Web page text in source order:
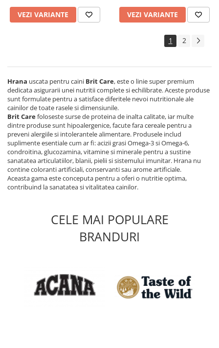
VEZI VARIANTE VEZI VARIANTE
1 2
Hrana uscata pentru caini Brit Care, este o linie super premium
dedicata asigurarii unei nutritii complete si echilibrate. Aceste produse
sunt formulate pentru a satisface diferitele nevoi nutritionale ale
cainilor de toate rasele si dimensiunile.
Brit Carefoloseste surse de proteina de inalta calitate, iar multe
dintre produse sunt hipoalergenice, facute fara cereale pentru a
preveni alergiile si intolerantele alimentare. Produsele includ
suplimente esentiale cum ar fi: acizii grasi Omega-3 si Omega-6,
condroitina, glucozamina, vitamine si minerale pentru a sustine
sanatatea articulatiilor, blanii, pielii si sistemului imunitar. Hrana nu
contine coloranti artificiali, conservanti sau arome artificiale.
Aceasta gama este conceputa pentru a oferi o nutritie optima,
contribuind la sanatatea si vitalitatea cainilor.
CELE MAI POPULARE
BRANDURI